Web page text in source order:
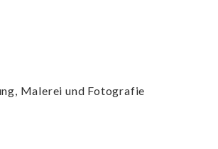
Malerei und Fotografie